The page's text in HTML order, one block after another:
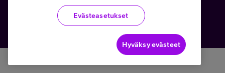
Mikä on 5G?
Telia Helppi -tukipalvelu
Häiriötiedotteet
Minun Telia -sovellus
Kesätyöt ja opiskelijat
Yritysvastuu
Käytämme tällä verkkosivustolla Google reCAPTCHAa
Evästeasetukset
Hyväksy evästeet